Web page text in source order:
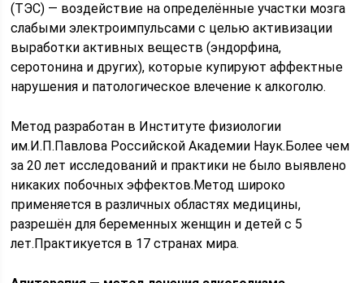
(ТЭС) — воздействие на определённые участки мозга
слабыми электроимпульсами с целью активизации
выработки активных веществ (эндорфина,
серотонина и других), которые купируют аффектные
нарушения и патологическое влечение к алкоголю.
Метод разработан в Институте физиологии
им.И.П.Павлова Российской Академии Наук.Более чем
за 20 лет исследований и практики не было выявлено
никаких побочных эффектов.Метод широко
применяется в различных областях медицины,
разрешён для беременных женщин и детей с 5
лет.Практикуется в 17 странах мира.